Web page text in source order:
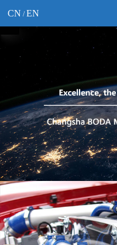
CN / EN